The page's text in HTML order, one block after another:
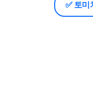
✅ 토미